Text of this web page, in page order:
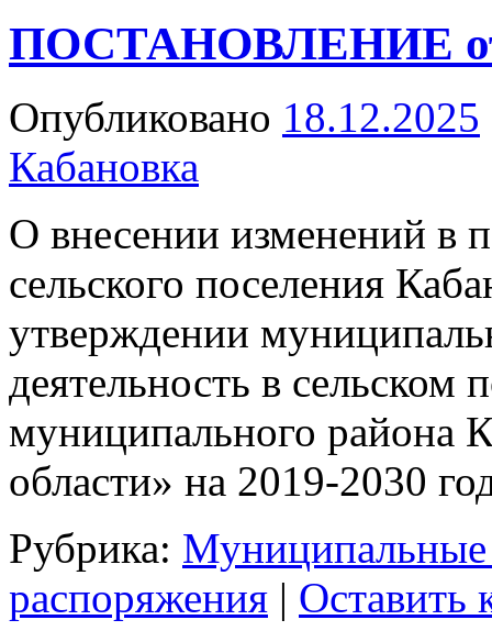
ПОСТАНОВЛЕНИЕ от
Опубликовано 18.12.2025
Кабановка
О внесении изменений в
сельского поселения
утверждении
деятельность в сельском
муниципального района
области» на 2019-2030
Рубрика:
распоряжения | Оставить